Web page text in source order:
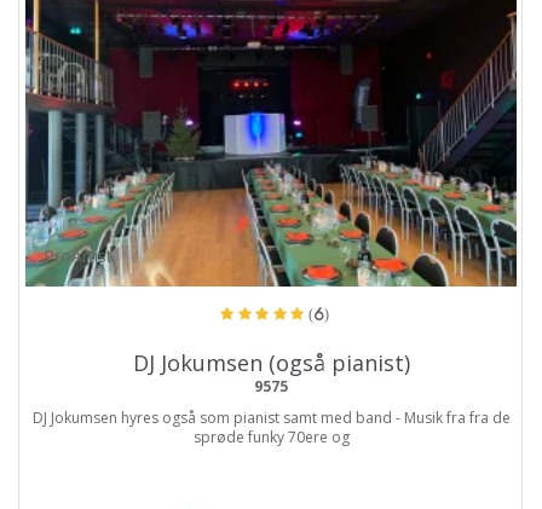
ProArtist
(6)
DJ Jokumsen (også pianist)
9575
DJ Jokumsen hyres også som pianist samt med band - Musik fra fra de
sprøde funky 70ere og